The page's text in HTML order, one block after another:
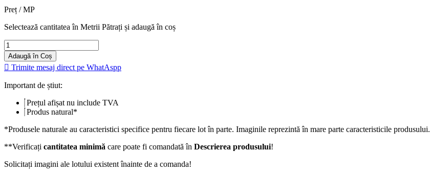
Preț / MP
Selectează cantitatea în Metrii Pătrați și adaugă în coș
Cantitate
Panel
ardezie
black
placi
de
15x60x1
Adaugă în Coș
Trimite mesaj direct pe WhatAspp
Important de știut:
Prețul afișat nu include TVA
Produs natural*
*Produsele naturale au caracteristici specifice pentru fiecare lot în parte. Imaginile reprezintă în mare parte caracteristicile produsului.
**Verificați cantitatea minimă care poate fi comandată în Descrierea produsului!
Solicitați imagini ale lotului existent înainte de a comanda!